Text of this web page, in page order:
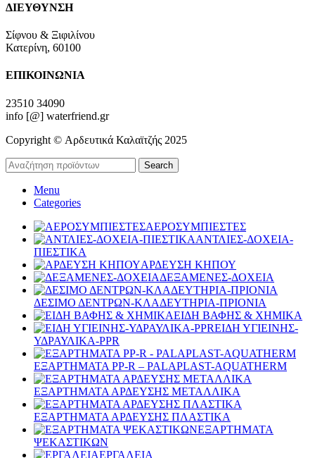
ΔΙΕΥΘΥΝΣΗ
Σίφνου & Ξιφιλίνου
Κατερίνη, 60100
ΕΠΙΚΟΙΝΩΝΙΑ
23510 34090
info [@] waterfriend.gr
Copyright © Αρδευτικά Καλαϊτζής 2025
Search
Menu
Categories
ΑΕΡΟΣΥΜΠΙΕΣΤΕΣ
ΑΝΤΛΙΕΣ-ΔΟΧΕΙΑ-
ΠΙΕΣΤΙΚΑ
ΑΡΔΕΥΣΗ ΚΗΠΟΥ
ΔΕΞΑΜΕΝΕΣ-ΔΟΧΕΙΑ
ΔΕΣΙΜΟ ΔΕΝΤΡΩΝ-ΚΛΑΔΕΥΤΗΡΙΑ-ΠΡΙΟΝΙΑ
ΕΙΔΗ ΒΑΦΗΣ & ΧΗΜΙΚΑ
ΕΙΔΗ ΥΓΙΕΙΝΗΣ-
ΥΔΡΑΥΛΙΚΑ-PPR
ΕΞΑΡΤΗΜΑΤΑ PP-R – PALAPLAST-AQUATHERM
ΕΞΑΡΤΗΜΑΤΑ ΑΡΔΕΥΣΗΣ ΜΕΤΑΛΛΙΚΑ
ΕΞΑΡΤΗΜΑΤΑ ΑΡΔΕΥΣΗΣ ΠΛΑΣΤΙΚΑ
ΕΞΑΡΤΗΜΑΤΑ
ΨΕΚΑΣΤΙΚΩΝ
ΕΡΓΑΛΕΙΑ